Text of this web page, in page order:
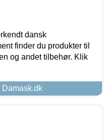
dansk
finder du produkter til
og andet tilbehør. Klik